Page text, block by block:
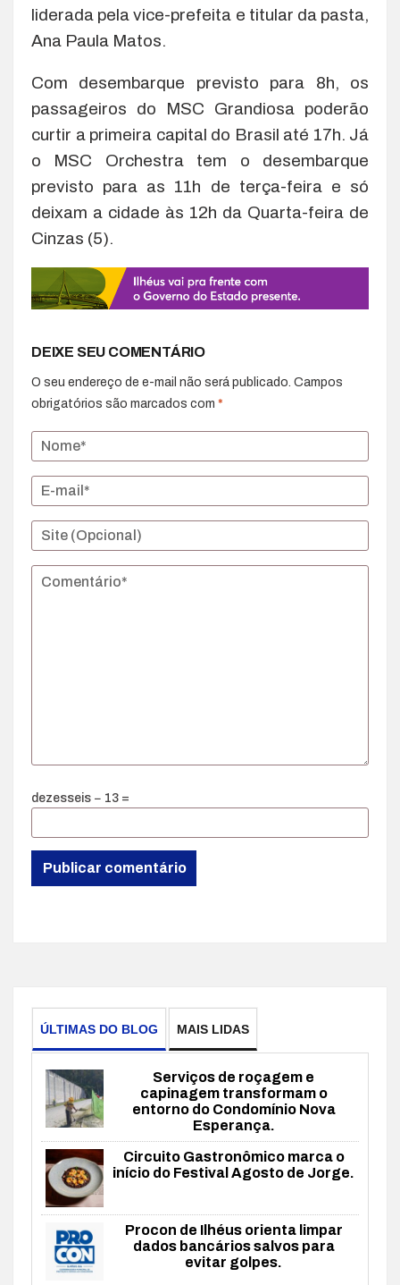
liderada pela vice-prefeita e titular da pasta,
Ana Paula Matos.
Com desembarque previsto para 8h, os
passageiros do MSC Grandiosa poderão
curtir a primeira capital do Brasil até 17h. Já
o MSC Orchestra tem o desembarque
previsto para as 11h de terça-feira e só
deixam a cidade às 12h da Quarta-feira de
Cinzas (5).
DEIXE SEU COMENTÁRIO
O seu endereço de e-mail não será publicado. Campos
obrigatórios são marcados com *
dezesseis − 13 =
ÚLTIMAS DO BLOG MAIS LIDAS
Serviços de roçagem e
capinagem transformam o
entorno do Condomínio Nova
Esperança.
Circuito Gastronômico marca o
início do Festival Agosto de Jorge.
Procon de Ilhéus orienta limpar
dados bancários salvos para
evitar golpes.